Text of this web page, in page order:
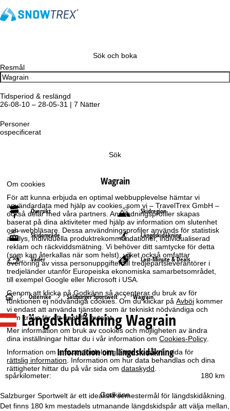
Om cookies
För att kunna erbjuda en optimal webbupplevelse hämtar vi
användardata med hjälp av cookies, som vi – TravelTrex GmbH –
också delar med våra partners. Användningsprofiler skapas
baserat på dina aktiviteter med hjälp av information om slutenhet
och webbläsare. Dessa användningsprofiler används för statistisk
analys, individuella produktrekommendationer, individualiserad
reklam och räckviddsmätning. Vi behöver ditt samtycke för detta
(som kan återkallas när som helst), vilket också omfattar
överföring av vissa personuppgifter till tredjepartsleverantörer i
tredjeländer utanför Europeiska ekonomiska samarbetsområdet,
till exempel Google eller Microsoft i USA.
Genom att klicka påGodkänn så accepterar du bruk av för
funktionen ej nödvändiga cookies. Om du klickar påAvböj kommer
vi endast att använda tjänster som är tekniskt nödvändiga och
som krävs för att uppfylla avtalet.
Mer information om bruk av cookies och möjligheten av ändra
dina inställningar hittar du i vår information omCookies-Policy
Information om ansvarsfördelning hittar du på vår sida för
rättslig information . Information om hur data behandlas och dina
rättigheter hittar du på vår sida omdataskydd
Godkänn
Sök och boka
Resmål
Tidsperiod & reslängd
26-08-10 – 28-05-31 | 7 Nätter
Personer
ospecificerat
Sök
Wagrain
Översikt Skidregion
Skidområde Längdskidåkning
Väder Last-Minute & Deals
S
t
a
r
t
Österrike Salzburger Sportwelt Wagrain
Längdskidåkning Wagrain
Information om längdskidåkning
180 km
spårkilometer:
Salzburger Sportwelt är ett idealiskt semestermål för längdskidåkning.
Det finns 180 km mestadels utmanande längdskidspår att välja mellan,